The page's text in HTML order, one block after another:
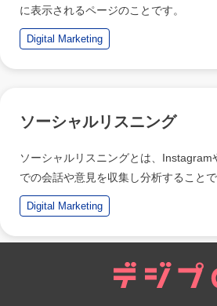
に表示されるページのことです。
Digital Marketing
ソーシャルリスニング
ソーシャルリスニングとは、Instagram
での会話や意見を収集し分析することで
Digital Marketing